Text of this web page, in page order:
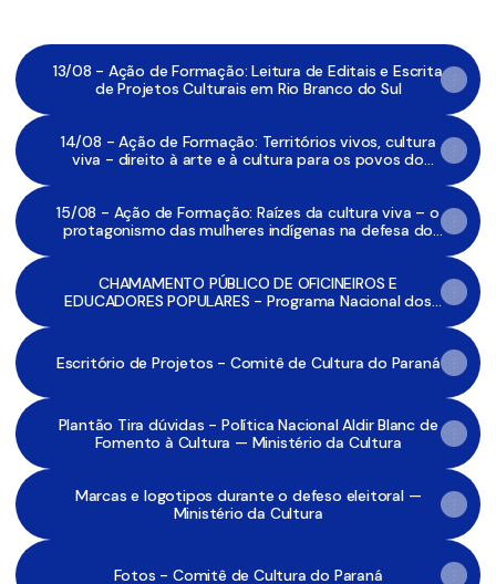
13/08 - Ação de Formação: Leitura de Editais e Escrita
de Projetos Culturais em Rio Branco do Sul
14/08 - Ação de Formação: Territórios vivos, cultura
viva - direito à arte e à cultura para os povos do
15/08 - Ação de Formação: Raízes da cultura viva – o
protagonismo das mulheres indígenas na defesa do
CHAMAMENTO PÚBLICO DE OFICINEIROS E
EDUCADORES POPULARES - Programa Nacional dos
Escritório de Projetos - Comitê de Cultura do Paraná
Plantão Tira dúvidas - Política Nacional Aldir Blanc de
Fomento à Cultura — Ministério da Cultura
Marcas e logotipos durante o defeso eleitoral —
Ministério da Cultura
Fotos - Comitê de Cultura do Paraná